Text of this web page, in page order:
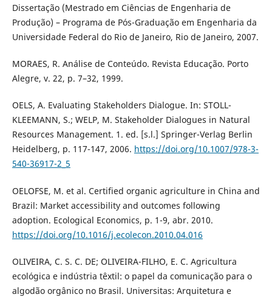
Dissertação (Mestrado em Ciências de Engenharia de
Produção) – Programa de Pós-Graduação em Engenharia da
Universidade Federal do Rio de Janeiro, Rio de Janeiro, 2007.
MORAES, R. Análise de Conteúdo. Revista Educação. Porto
Alegre, v. 22, p. 7–32, 1999.
OELS, A. Evaluating Stakeholders Dialogue. In: STOLL-
KLEEMANN, S.; WELP, M. Stakeholder Dialogues in Natural
Resources Management. 1. ed. [s.l.] Springer-Verlag Berlin
Heidelberg, p. 117-147, 2006. https://doi.org/10.1007/978-3-
540-36917-2_5
OELOFSE, M. et al. Certified organic agriculture in China and
Brazil: Market accessibility and outcomes following
adoption. Ecological Economics, p. 1-9, abr. 2010.
https://doi.org/10.1016/j.ecolecon.2010.04.016
OLIVEIRA, C. S. C. DE; OLIVEIRA-FILHO, E. C. Agricultura
ecológica e indústria têxtil: o papel da comunicação para o
algodão orgânico no Brasil. Universitas: Arquitetura e